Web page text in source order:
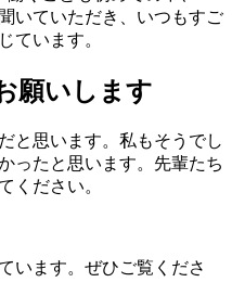
いていただき、いつもすご
ています。
願いします
と思います。私もそうでし
ったと思います。先輩たち
ください。
います。ぜひご覧くださ